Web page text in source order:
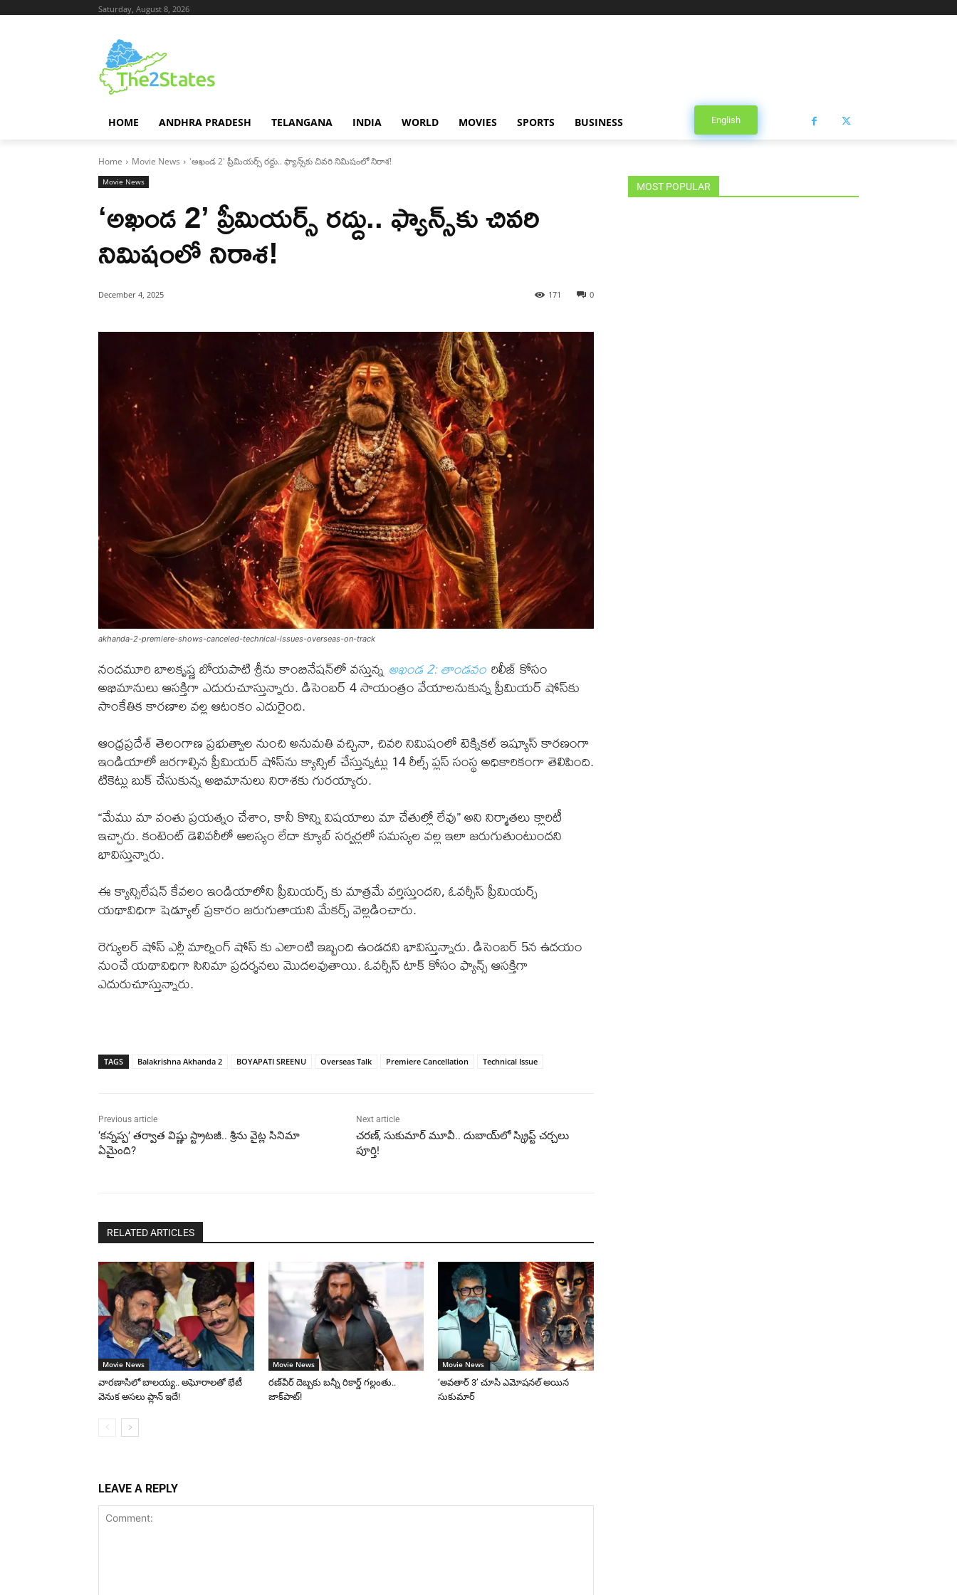
Saturday, August 8, 2026
HOME ANDHRA PRADESH TELANGANA INDIA WORLD MOVIES SPORTS BUSINESS English
Home Movie News 'అఖండ 2' ప్రీమియర్స్ రద్దు.. ఫ్యాన్స్‌కు చివరి నిమిషంలో నిరాశ!
Movie News
‘అఖండ 2’ ప్రీమియర్స్ రద్దు.. ఫ్యాన్స్‌కు చివరి
నిమిషంలో నిరాశ!
December 4, 2025 0
171
akhanda-2-premiere-shows-canceled-technical-issues-overseas-on-track
నందమూరి బాలకృష్ణ బోయపాటి శ్రీను కాంబినేషన్‌లో వస్తున్నఅఖండ 2: తాండవంరిలీజ్ కోసం
అభిమానులు ఆసక్తిగా ఎదురుచూస్తున్నారు. డిసెంబర్ 4 సాయంత్రం వేయాలనుకున్న ప్రీమియర్ షోస్‌కు
సాంకేతిక కారణాల వల్ల ఆటంకం ఎదురైంది.
ఆంధ్రప్రదేశ్ తెలంగాణ ప్రభుత్వాల నుంచి అనుమతి వచ్చినా, చివరి నిమిషంలో టెక్నికల్ ఇష్యూస్ కారణంగా
ఇండియాలో జరగాల్సిన ప్రీమియర్ షోస్‌ను క్యాన్సిల్ చేస్తున్నట్లు 14 రీల్స్ ప్లస్ సంస్థ అధికారికంగా తెలిపింది.
టికెట్లు బుక్ చేసుకున్న అభిమానులు నిరాశకు గురయ్యారు.
“మేము మా వంతు ప్రయత్నం చేశాం, కానీ కొన్ని విషయాలు మా చేతుల్లో లేవు” అని నిర్మాతలు క్లారిటీ
ఇచ్చారు. కంటెంట్ డెలివరీలో ఆలస్యం లేదా క్యూబ్ సర్వర్లలో సమస్యల వల్ల ఇలా జరుగుతుంటుందని
భావిస్తున్నారు.
ఈ క్యాన్సిలేషన్ కేవలం ఇండియాలోని ప్రీమియర్స్ కు మాత్రమే వర్తిస్తుందని, ఓవర్సీస్ ప్రీమియర్స్
యథావిధిగా షెడ్యూల్ ప్రకారం జరుగుతాయని మేకర్స్ వెల్లడించారు.
రెగ్యులర్ షోస్ ఎర్లీ మార్నింగ్ షోస్ కు ఎలాంటి ఇబ్బంది ఉండదని భావిస్తున్నారు. డిసెంబర్ 5న ఉదయం
నుంచే యథావిధిగా సినిమా ప్రదర్శనలు మొదలవుతాయి. ఓవర్సీస్ టాక్ కోసం ఫ్యాన్స్ ఆసక్తిగా
ఎదురుచూస్తున్నారు.
TAGS Balakrishna Akhanda 2 BOYAPATI SREENU Overseas Talk Premiere Cancellation Technical Issue
Previous article
‘కన్నప్ప’ తర్వాత విష్ణు స్ట్రాటజీ.. శ్రీను వైట్ల సినిమా
ఏమైంది?
Next article
చరణ్, సుకుమార్ మూవీ.. దుబాయ్‌లో స్క్రిప్ట్ చర్చలు
పూర్తి!
RELATED ARTICLES
Movie News
వారణాసిలో బాలయ్య.. అఘోరాలతో భేటీ
వెనుక అసలు ప్లాన్ ఇదే!
Movie News
రణ్‌వీర్ దెబ్బకు బన్నీ రికార్డ్ గల్లంతు..
జాక్‌పాట్!
Movie News
‘అవతార్ 3’ చూసి ఎమోషనల్ అయిన
సుకుమార్
LEAVE A REPLY
MOST POPULAR